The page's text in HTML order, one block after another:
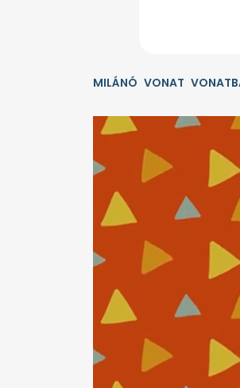
MILÁNÓ VONAT